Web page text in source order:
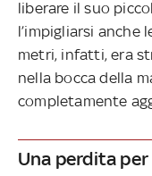
liberare il suo
l’impigliarsi anche
metri, infatti, era
nella bocca della
completamente
Una perdita